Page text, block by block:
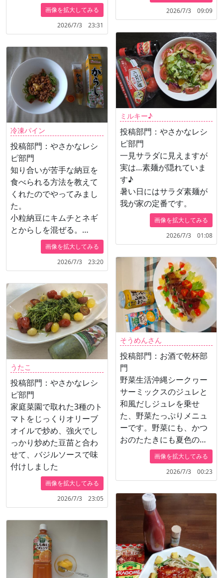
画像を拡大してみる
2026/7/3 23:31
冷凍パイン
投稿部門：やさかなレシ
ピ部門
知り合いが苦手な納豆を
食べられる方法を教えて
くれたのでやってみまし
た。
小粒納豆にキムチとネギ
とからしを混ぜる。
完食できました。
画像を拡大してみる
2026/7/3 23:20
うたこ
投稿部門：やさかなレシ
ピ部門
家庭菜園で取れた3種のト
マトをじっくりオリーブ
オイルで炒め、強火でし
っかり炒めた豆苗と合わ
せて、バジルソースで味
付けしました
画像を拡大してみる
2026/7/3 23:05
2026/7/3 09:09
ミルキー♪
投稿部門：やさかなレシ
ピ部門
一見サラダに見えますが
実は…素麺が隠れていま
す♪
暑い日にはサラダ素麺が
我が家の定番です。
画像を拡大してみる
2026/7/3 01:08
そうめんさん
投稿部門：お酒で乾杯部
門
野菜生活沖縄シークヮー
サーミックスのジュレと
和風だしジュレを乗せ
た、野菜たっぷりメニュ
ーです。野菜にも、かつ
おのたたきにも夏色のさ
わやかな沖縄シークヮー
サージュレが合います。
濃いめのレモンサワーで
画像を拡大してみる
2026/7/3 00:23